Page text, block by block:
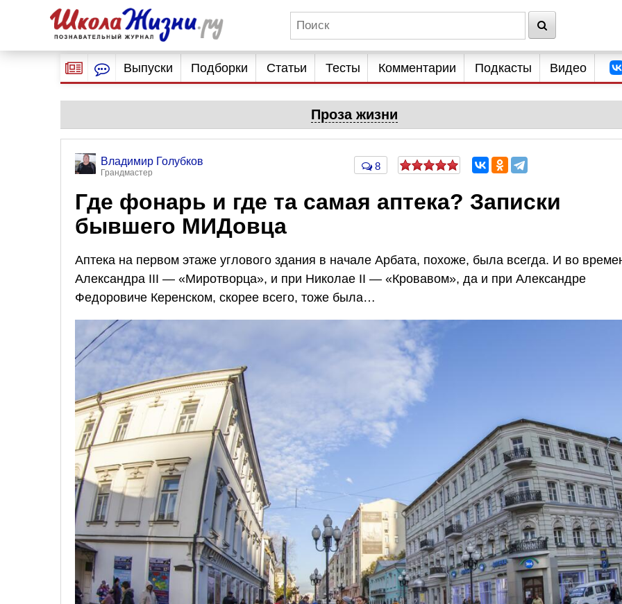
Выпуски Подборки Статьи Тесты Комментарии Подкасты Видео
Проза жизни
Владимир Голубков
Грандмастер
8
Где фонарь и где та самая аптека? Записки
бывшего МИДовца
Аптека на первом этаже углового здания в начале Арбата, похоже, была всегда. И во
Александра III — «Миротворца», и при Николае II — «Кровавом», да и при Александре
Федоровиче Керенском, скорее всего, тоже была…